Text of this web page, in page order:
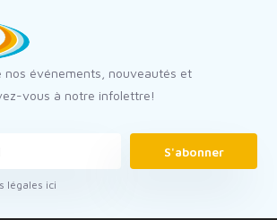
nos événements, nouveautés et
vous à notre infolettre!
S'abonner
légales ici